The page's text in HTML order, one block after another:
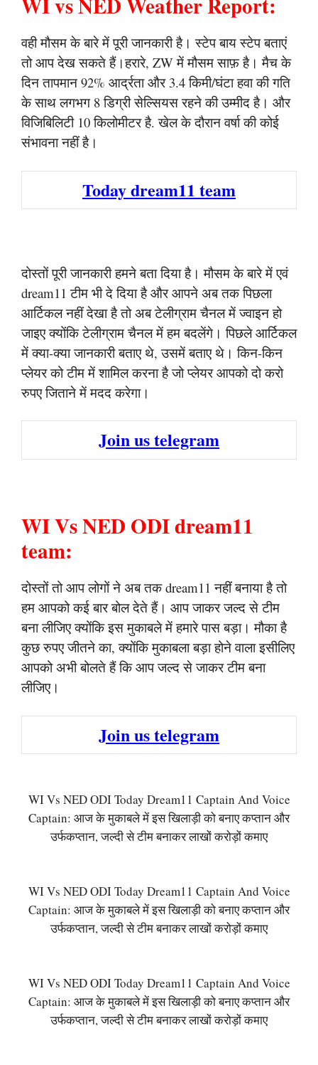
वही मौसम के बारे में पूरी जानकारी है। स्टेप बाय स्टेप बताएं
तो आप देख सकते हैं।हरारे, ZW में मौसम साफ़ है। मैच के
दिन तापमान 92% आर्द्रता और 3.4 किमी/घंटा हवा की गति
के साथ लगभग 8 डिग्री सेल्सियस रहने की उम्मीद है। और
विजिबिलिटी 10 किलोमीटर है. खेल के दौरान वर्षा की कोई
संभावना नहीं है।
Today dream11 team
दोस्तों पूरी जानकारी हमने बता दिया है। मौसम के बारे में एवं
dream11 टीम भी दे दिया है और आपने अब तक पिछला
आर्टिकल नहीं देखा है तो अब टेलीग्राम चैनल में ज्वाइन हो
जाइए क्योंकि टेलीग्राम चैनल में हम बदलेंगे। पिछले आर्टिकल
में क्या-क्या जानकारी बताए थे, उसमें बताए थे। किन-किन
प्लेयर को टीम में शामिल करना है जो प्लेयर आपको दो करो
रुपए जिताने में मदद करेगा।
Join us telegram
WI Vs NED ODI dream11
team:
दोस्तों तो आप लोगों ने अब तक dream11 नहीं बनाया है तो
हम आपको कई बार बोल देते हैं। आप जाकर जल्द से टीम
बना लीजिए क्योंकि इस मुकाबले में हमारे पास बड़ा। मौका है
कुछ रुपए जीतने का, क्योंकि मुकाबला बड़ा होने वाला इसीलिए
आपको अभी बोलते हैं कि आप जल्द से जाकर टीम बना
लीजिए।
Join us telegram
WI Vs NED ODI Today Dream11 Captain And Voice
Captain: आज के मुकाबले में इस खिलाड़ी को बनाए कप्तान और
उर्फकप्तान, जल्दी से टीम बनाकर लाखों करोड़ों कमाए
WI Vs NED ODI Today Dream11 Captain And Voice
Captain: आज के मुकाबले में इस खिलाड़ी को बनाए कप्तान और
उर्फकप्तान, जल्दी से टीम बनाकर लाखों करोड़ों कमाए
WI Vs NED ODI Today Dream11 Captain And Voice
Captain: आज के मुकाबले में इस खिलाड़ी को बनाए कप्तान और
उर्फकप्तान, जल्दी से टीम बनाकर लाखों करोड़ों कमाए